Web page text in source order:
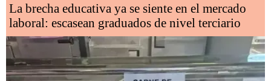
La brecha educativa ya se siente en el mercado
laboral: escasean graduados de nivel terciario